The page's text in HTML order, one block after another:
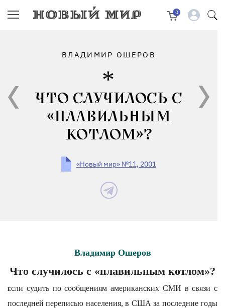
0
ВЛАДИМИР ОШЕРОВ
ЧТО СЛУЧИЛОСЬ С
«ПЛАВИЛЬНЫМ
КОТЛОМ»?
«Новый мир» №11, 2001
Владимир Ошеров
Что случилось с «плавильным котлом»?
Если судить по сообщениям американских СМИ в связи с
последней переписью населения, в США за последние годы